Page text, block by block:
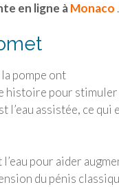
en ligne àMonaco .
pompe ont
histoire pour stimuler
l’eau assistée, ce qui
pour aider
du pénis